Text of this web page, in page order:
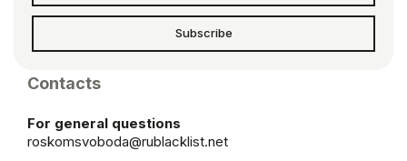
Subscribe
Contacts
For general questions
roskomsvoboda@rublacklist.net